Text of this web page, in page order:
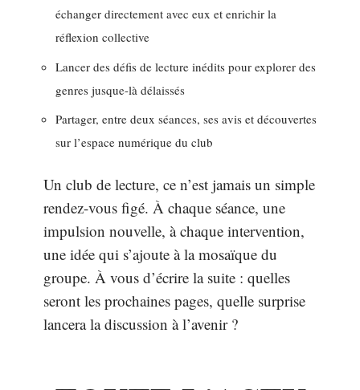
échanger directement avec eux et enrichir la
réflexion collective
Lancer des défis de lecture inédits pour explorer des
genres jusque-là délaissés
Partager, entre deux séances, ses avis et découvertes
sur l’espace numérique du club
Un club de lecture, ce n’est jamais un simple
rendez-vous figé. À chaque séance, une
impulsion nouvelle, à chaque intervention,
une idée qui s’ajoute à la mosaïque du
groupe. À vous d’écrire la suite : quelles
seront les prochaines pages, quelle surprise
lancera la discussion à l’avenir ?